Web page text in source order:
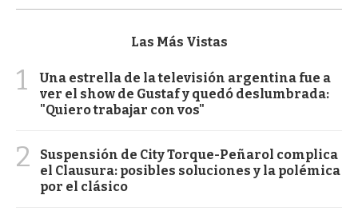
Las Más Vistas
1
Una estrella de la televisión argentina fue a
ver el show de Gustaf y quedó deslumbrada:
"Quiero trabajar con vos"
2
Suspensión de City Torque-Peñarol complica
el Clausura: posibles soluciones y la polémica
por el clásico